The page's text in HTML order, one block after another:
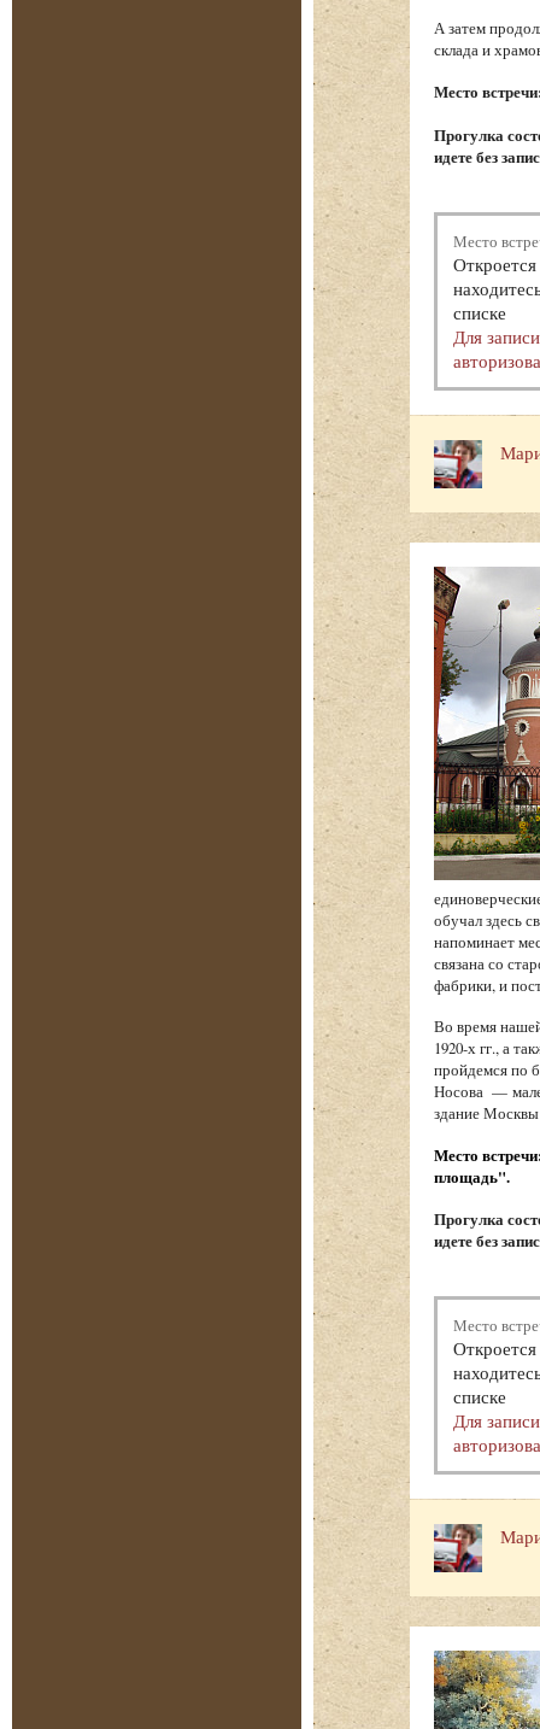
А затем
склада и
Место
Прогулка
идете без
Место
списке
Для
обучал здесь
напоминает
связана со
фабрики, и
Во время
1920-х гг., а
пройдемся по
Носова —
здание
Место
площадь".
Прогулка
идете без
Место
списке
Для